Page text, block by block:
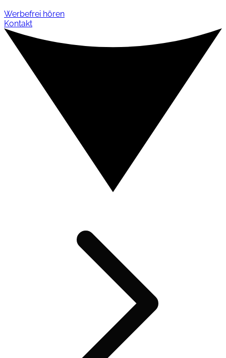
Werbefrei hören
Kontakt